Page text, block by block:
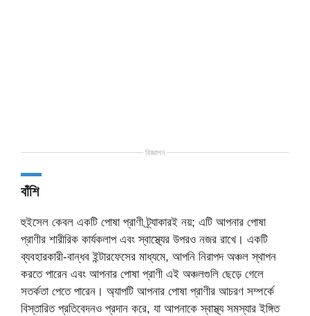
বিজ্ঞাপন
বাঁশি
হুইসেল কেবল একটি পোষা প্রাণী ট্র্যাকারই নয়; এটি আপনার পোষা
প্রাণীর শারীরিক কার্যকলাপ এবং স্বাস্থ্যের উপরও নজর রাখে। একটি
ব্যবহারকারী-বান্ধব ইন্টারফেসের মাধ্যমে, আপনি নিরাপদ অঞ্চল স্থাপন
করতে পারেন এবং আপনার পোষা প্রাণী এই অঞ্চলগুলি ছেড়ে গেলে
সতর্কতা পেতে পারেন। অ্যাপটি আপনার পোষা প্রাণীর আচরণ সম্পর্কে
বিস্তারিত প্রতিবেদনও প্রদান করে, যা আপনাকে স্বাস্থ্য সমস্যার ইঙ্গিত